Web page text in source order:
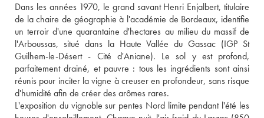
Dans les années 1970, le grand savant Henri Enjalbert, titulaire
de la chaire de géographie à l'académie de Bordeaux, identifie
un terroir d'une quarantaine d'hectares au milieu du massif de
l'Arboussas, situé dans la Haute Vallée du Gassac (IGP St
Guilhem-le-Désert - Cité d'Aniane). Le sol y est profond,
parfaitement drainé, et pauvre : tous les ingrédients sont ainsi
réunis pour inciter la vigne à creuser en profondeur, sans risque
d'humidité afin de créer des arômes rares.
L'exposition du vignoble sur pentes Nord limite pendant l'été les